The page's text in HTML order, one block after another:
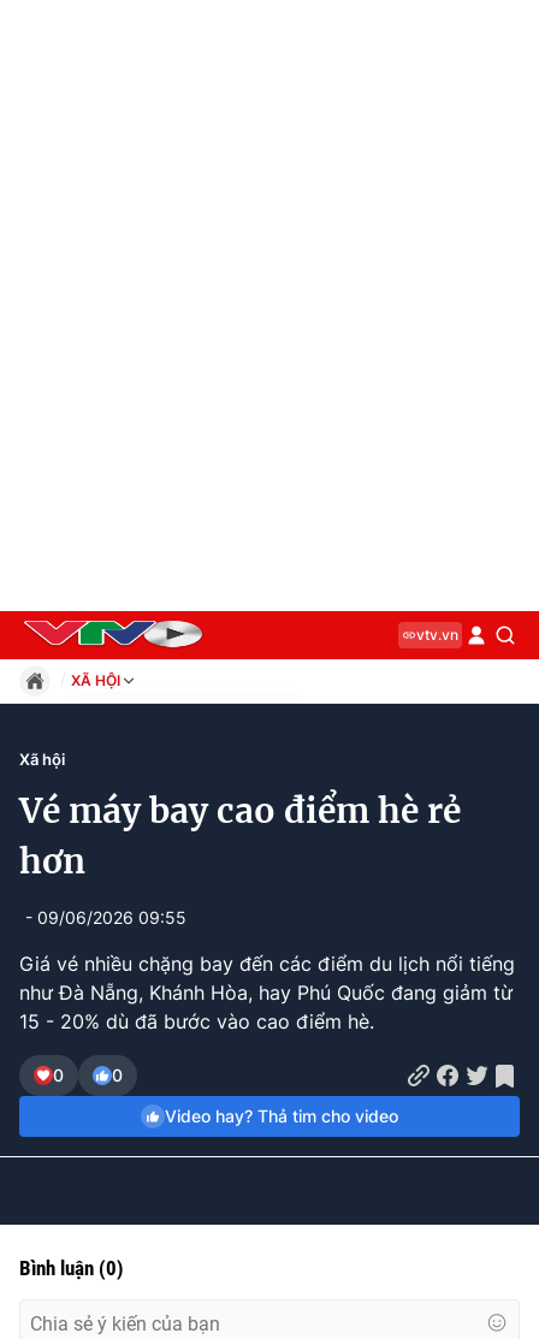
vtv.vn
XÃ HỘI
Xã hội
Thế giới
Công nghệ
Time
Xã hội
Vé máy bay cao điểm hè rẻ
hơn
- 09/06/2026 09:55
Giá vé nhiều chặng bay đến các điểm du lịch nổi tiếng
như Đà Nẵng, Khánh Hòa, hay Phú Quốc đang giảm từ
15 - 20% dù đã bước vào cao điểm hè.
0
0
Video hay? Thả tim cho video
Bình luận (0)